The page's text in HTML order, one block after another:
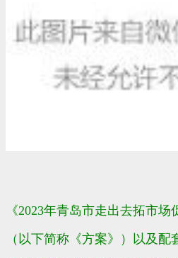
《2023年青岛市走出去拓市场
（以下简称《方案》）以及